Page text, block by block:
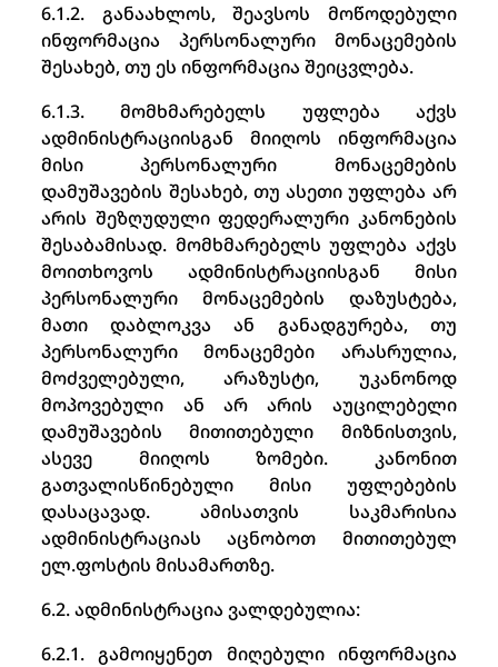
6.1.2. განაახლოს, შეავსოს მოწოდებული
ინფორმაცია პერსონალური მონაცემების
შესახებ, თუ ეს ინფორმაცია შეიცვლება.
6.1.3. მომხმარებელს უფლება აქვს
ადმინისტრაციისგან მიიღოს ინფორმაცია
მისი პერსონალური მონაცემების
დამუშავების შესახებ, თუ ასეთი უფლება არ
არის შეზღუდული ფედერალური კანონების
შესაბამისად. მომხმარებელს უფლება აქვს
მოითხოვოს ადმინისტრაციისგან მისი
პერსონალური მონაცემების დაზუსტება,
მათი დაბლოკვა ან განადგურება, თუ
პერსონალური მონაცემები არასრულია,
მოძველებული, არაზუსტი, უკანონოდ
მოპოვებული ან არ არის აუცილებელი
დამუშავების მითითებული მიზნისთვის,
ასევე მიიღოს ზომები. კანონით
გათვალისწინებული მისი უფლებების
დასაცავად. ამისათვის საკმარისია
ადმინისტრაციას აცნობოთ მითითებულ
ელ.ფოსტის მისამართზე.
6.2. ადმინისტრაცია ვალდებულია:
6.2.1. გამოიყენეთ მიღებული ინფორმაცია